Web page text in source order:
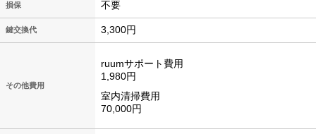
損保 不要
鍵交換代 3,300円
その他費用
ruumサポート費用
1,980円
室内清掃費用
70,000円